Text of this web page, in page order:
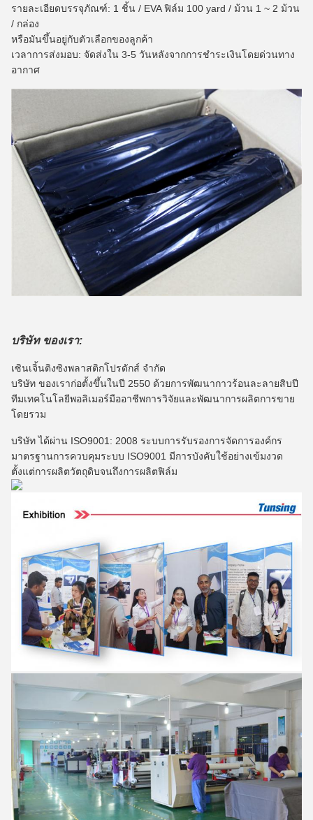
รายละเอียดบรรจุภัณฑ์: 1 ชิ้น / EVA ฟิล์ม 100 yard / ม้วน 1 ~ 2 ม้วน
/ กล่อง
หรือมันขึ้นอยู่กับตัวเลือกของลูกค้า
เวลาการส่งมอบ: จัดส่งใน 3-5 วันหลังจากการชำระเงินโดยด่วนทาง
อากาศ
บริษัท ของเรา:
เซินเจิ้นติงซิงพลาสติกโปรดักส์ จำกัด
บริษัท ของเราก่อตั้งขึ้นในปี 2550 ด้วยการพัฒนากาวร้อนละลายสิบปี
ทีมเทคโนโลยีพอลิเมอร์มืออาชีพการวิจัยและพัฒนาการผลิตการขาย
โดยรวม
บริษัท ได้ผ่าน ISO9001: 2008 ระบบการรับรองการจัดการองค์กร
มาตรฐานการควบคุมระบบ ISO9001 มีการบังคับใช้อย่างเข้มงวด
ตั้งแต่การผลิตวัตถุดิบจนถึงการผลิตฟิล์ม